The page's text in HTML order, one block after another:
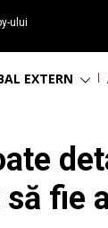
ului
EXTERN
fie